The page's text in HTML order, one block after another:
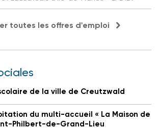
toutes les offres d'emploi
de la ville de Creutzwald
du multi-accueil « La Maison de
Philbert-de-Grand-Lieu